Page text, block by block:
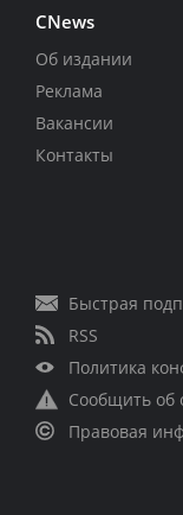
CNews
Об издании
Реклама
Вакансии
Контакты
Быстрая
RSS
Политика
Сообщить об
Правовая